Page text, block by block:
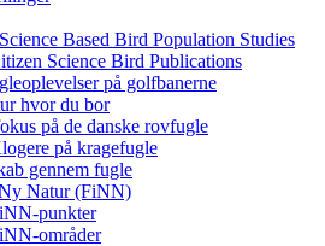
Based Bird Population Studies
Science Bird Publications
på golfbanerne
hvor du bor
på de danske rovfugle
på kragefugle
gennem fugle
Natur (FiNN)
punkter
områder